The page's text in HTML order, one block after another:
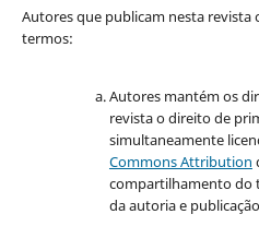
Autores que publicam nesta revista
termos:
Autores mantém os
revista o direito de
simultaneamente
Commons Attribution
compartilhamento do
da autoria e